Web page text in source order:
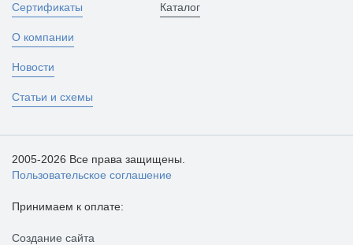
Сертификаты
О компании
Новости
Статьи и схемы
Каталог
2005-2026 Все права защищены.
Пользовательское соглашение
Принимаем к оплате:
Создание сайта